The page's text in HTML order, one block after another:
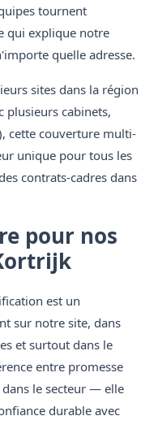
tournent
qui explique notre
quelle adresse.
sites dans la région
plusieurs cabinets,
cette couverture multi-
unique pour tous les
contrats-cadres dans
pour nos
est un
sur notre site, dans
et surtout dans le
entre promesse
le secteur — elle
durable avec